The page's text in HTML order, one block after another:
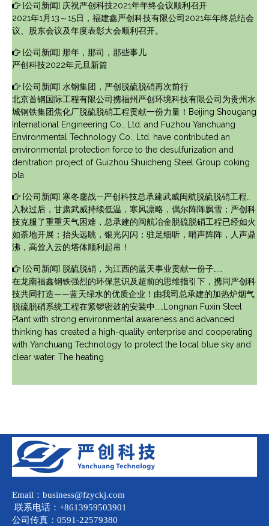
[公司新闻] 庆祝严创科技2021年年终会议顺利召开
2021年1月13～15日，福建鑫严创科技有限公司2021年年终总结会
议、股东会议及年度表彰大会顺利召开。
[公司新闻] 那年，那司，那些事儿
严创科技2022年元旦新篇
[公司新闻] 水钢集团，严创脱硫脱硝再次前行
北京首钢国际工程有限公司携福州严创环境科技有限公司为贵州水
城钢铁集团焦化厂脱硫脱硝工程贡献一份力量！Beijing Shougang
International Engineering Co., Ltd. and Fuzhou Yanchuang
Environmental Technology Co., Ltd. have contributed an
environmental protection force to the desulfurization and
denitration project of Guizhou Shuicheng Steel Group coking
pla
[公司新闻] 寒冬鏖战—严创科技总承建武威闽航脱硫脱硝工程顺利施工
入秋过后，甘肃武威持续低温，寒风凛略，偶尔阵阵飘雪；严创科
技克服了重重天气困难，总承建的闽航冶金脱硫脱硝工程已经如火
如荼地开展；抬头远眺，银光闪闪；驻足细听，哨声阵阵，人声鼎
沸，高耸入云的塔体顺利起吊！
[公司新闻] 脱硫脱硝，为江西的蓝天事业贡献一份子……
在龙南福鑫钢铁强烈的环保意识及超前的思维指引下，携同严创科
技共同打造——蓝天绿水的优质企业！由我司总承建的加热炉烟气
脱硫脱硝系统工程在紧锣密鼓的安装中……Longnan Fuxin Steel
Plant with strong environmental awareness and advanced
thinking has created a high-quality enterprise and cooperating
with Yanchuang Technology to protect the local blue sky and
clear water. The heating
Email：business@fzyckj.com
联系电话：+8613959503901
公司传真：0591-22579380